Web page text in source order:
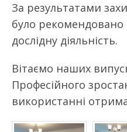
За результатами
було
дослідну діяльність.
Вітаємо наших
Професійного
використанні